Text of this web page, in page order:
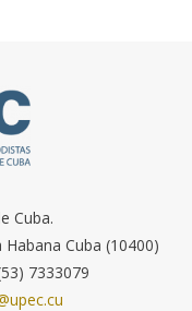
Cuba.
Cuba (10400)
7333079